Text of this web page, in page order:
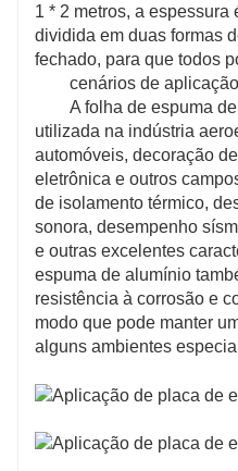
1 * 2 metros, a espessura
dividida em duas formas
fechado, para que todos
cenários de
A folha de espuma
utilizada na indústria
automóveis, decoração
eletrônica e outros
de isolamento térmico,
sonora, desempenho
e outras excelentes
espuma de alumínio
resistência à corrosão e
modo que pode manter
alguns ambientes